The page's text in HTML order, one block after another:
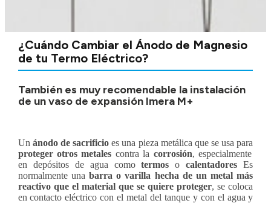
¿Cuándo Cambiar el Ánodo de Magnesio
de tu Termo Eléctrico?
También es muy recomendable la instalación
de un vaso de expansión Imera M+
Un ánodo de sacrificio es una pieza metálica que se usa para
proteger otros metales contra la corrosión, especialmente
en depósitos de agua comotermosocalentadoresEs
normalmente una barra o varilla hecha de un metal más
reactivo que el material que se quiere proteger, se coloca
en contacto eléctrico con el metal del tanque y con el agua y